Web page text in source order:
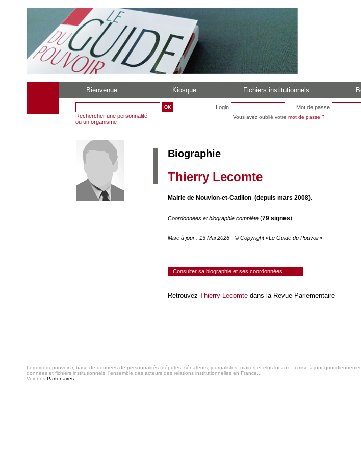
Bienvenue Kiosque Fichiers institutionnels
Rechercher une personnalité
ou un organisme
Login Mot de passe
Vous avez oublié votre mot de passe ?
Biographie
Thierry Lecomte
Mairie de Nouvion-et-Catillon (depuis mars 2008).
Coordonnées et biographie complète (79 signes)
Mise à jour : 13 Mai 2026 - © Copyright «Le Guide du Pouvoir»
Consulter sa biographie et ses coordonnées
Retrouvez Thierry Lecomte dans la Revue Parlementaire
Leguidedupouvoir.fr, base de données de personnalités (députés, sénateurs, journalistes, maires et élus locaux...) mise à jour
données et fichiers institutionnels, l'ensemble des acteurs des relations institutionnelles en France...
Voir nos Partenaires